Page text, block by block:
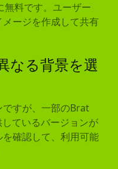
料です。ユーザー
ージを作成して共有
なる背景を選
すが、一部のBrat
ているバージョンが
確認して、利用可能